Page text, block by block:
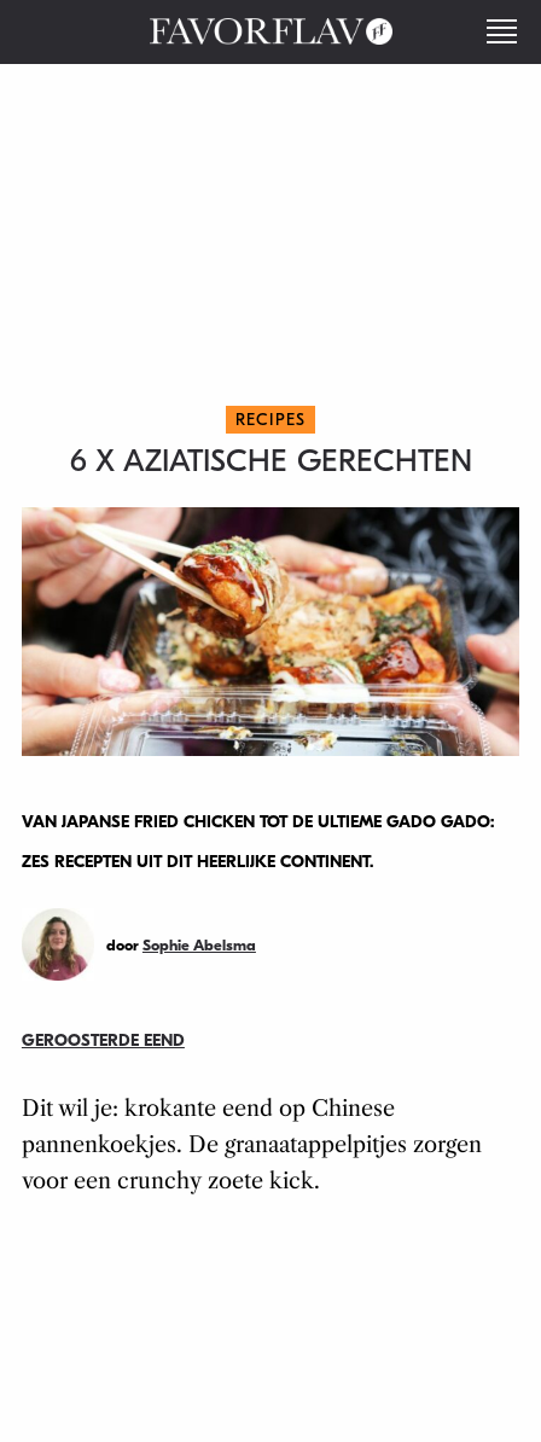
RECIPES
6 X AZIATISCHE GERECHTEN
VAN JAPANSE FRIED CHICKEN TOT DE ULTIEME GADO GADO:
ZES RECEPTEN UIT DIT HEERLIJKE CONTINENT.
door Sophie Abelsma
GEROOSTERDE EEND
Dit wil je: krokante eend op Chinese
pannenkoekjes. De granaatappelpitjes zorgen
voor een crunchy zoete kick.